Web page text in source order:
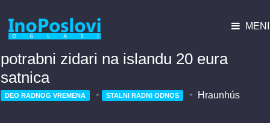
MENI
potrabni zidari na islandu 20 eura
satnica
DEO RADNOG VREMENA STALNI RADNI ODNOS Hraunhús